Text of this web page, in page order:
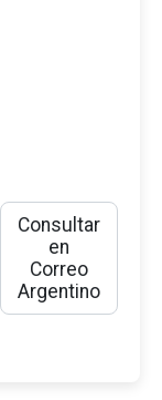
Consultar
en
Correo
Argentino